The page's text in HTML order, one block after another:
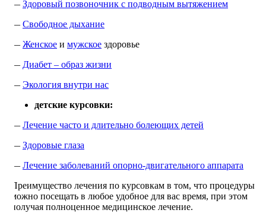
— Здоровый позвоночник с подводным вытяжением
— Свободное дыхание
— Женское и мужское здоровье
— Диабет – образ жизни
— Экология внутри нас
детские курсовки:
— Лечение часто и длительно болеющих детей
— Здоровые глаза
— Лечение заболеваний опорно-двигательного аппарата
Преимущество лечения по курсовкам в том, что процедуры
можно посещать в любое удобное для вас время, при этом
получая полноценное медицинское лечение.